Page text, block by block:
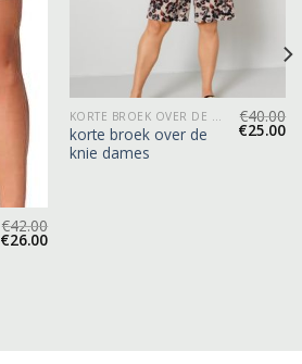
€42.00
€26.00
korte broek over de
knie dames
€40.00
€25.00